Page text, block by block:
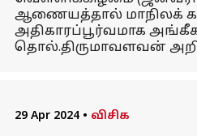
ஆணையத்தால் மாநிலக்
அதிகாரப்பூர்வமாக
தொல்.திருமாவளவன்
29 Apr 2024 • விசிக